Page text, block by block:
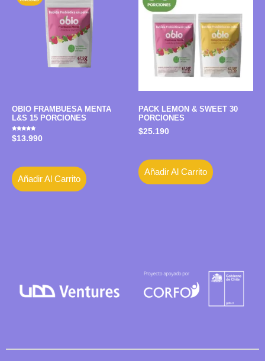
OBIO FRAMBUESA MENTA
L&S 15 PORCIONES
Valorado
con
$13.990
Añadir Al Carrito
PACK LEMON & SWEET 30
PORCIONES
$25.190
Añadir Al Carrito